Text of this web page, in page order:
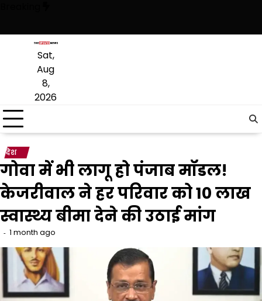
content
Sat,
Aug
8,
2026
देश
गोवा में भी लागू हो पंजाब मॉडल!
केजरीवाल ने हर परिवार को ₹10 लाख
स्वास्थ्य बीमा देने की उठाई मांग
1 month ago